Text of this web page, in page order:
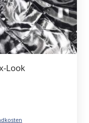
Look